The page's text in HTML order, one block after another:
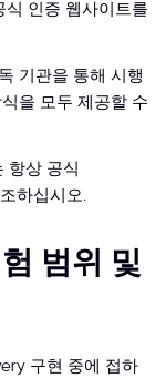
인증 웹사이트를
기관을 통해 시행
을 모두 제공할 수
항상 공식
하십시오.
범위 및
구현 중에 접하